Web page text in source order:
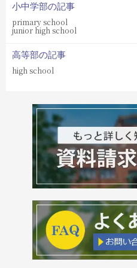
小中学部の記事
primary school
junior high school
高等部の記事
high school